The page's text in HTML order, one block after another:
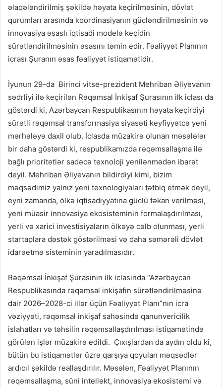
əlaqələndirilmiş şəkildə həyata keçirilməsinin, dövlət
qurumları arasında koordinasiyanın gücləndirilməsinin və
innovasiya əsaslı iqtisadi modelə keçidin
sürətləndirilməsinin əsasını təmin edir. Fəaliyyət Planının
icrası Şuranın əsas fəaliyyət istiqamətidir.
İyunun 29-da Birinci vitse-prezident Mehriban Əliyevanın
sədrliyi ilə keçirilən Rəqəmsal İnkişaf Şurasının ilk iclası da
göstərdi ki, Azərbaycan Respublikasının həyata keçirdiyi
sürətli rəqəmsal transformasiya siyasəti keyfiyyətcə yeni
mərhələyə daxil olub. İclasda müzakirə olunan məsələlər
bir daha göstərdi ki, respublikamızda rəqəmsallaşma ilə
bağlı prioritetlər sadəcə texnoloji yenilənmədən ibarət
deyil. Mehriban Əliyevanın bildirdiyi kimi, bizim
məqsədimiz yalnız yeni texnologiyaları tətbiq etmək deyil,
eyni zamanda, ölkə iqtisadiyyatına güclü təkan verilməsi,
yeni müasir innovasiya ekosisteminin formalaşdırılması,
yerli və xarici investisiyaların ölkəyə cəlb olunması, yerli
startaplara dəstək göstərilməsi və daha səmərəli dövlət
idarəetmə sisteminin yaradılmasıdır.
Rəqəmsal İnkişaf Şurasının ilk iclasında “Azərbaycan
Respublikasında rəqəmsal inkişafın sürətləndirilməsinə
dair 2026–2028-ci illər üçün Fəaliyyət Planı”nın icra
vəziyyəti, rəqəmsal inkişaf sahəsində qanunvericilik
islahatları və təhsilin rəqəmsallaşdırılması istiqamətində
görülən işlər müzakirə edildi. Çıxışlardan da aydın oldu ki,
bütün bu istiqamətlər üzrə qarşıya qoyulan məqsədlər
ardıcıl şəkildə reallaşdırılır. Məsələn, Fəaliyyət Planının
rəqəmsallaşma, süni intellekt, innovasiya ekosistemi və